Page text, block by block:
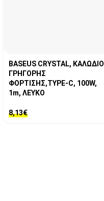
BASEUS CRYSTAL, ΚΑΛΩΔΙΟ
ΓΡΗΓΟΡΗΣ
ΦΟΡΤΙΣΗΣ,TYPE-C, 100W,
1m, ΛΕΥΚΟ
8,13€